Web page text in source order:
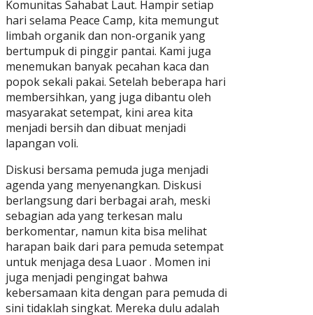
Komunitas Sahabat Laut. Hampir setiap
hari selama Peace Camp, kita memungut
limbah organik dan non-organik yang
bertumpuk di pinggir pantai. Kami juga
menemukan banyak pecahan kaca dan
popok sekali pakai. Setelah beberapa hari
membersihkan, yang juga dibantu oleh
masyarakat setempat, kini area kita
menjadi bersih dan dibuat menjadi
lapangan voli.
Diskusi bersama pemuda juga menjadi
agenda yang menyenangkan. Diskusi
berlangsung dari berbagai arah, meski
sebagian ada yang terkesan malu
berkomentar, namun kita bisa melihat
harapan baik dari para pemuda setempat
untuk menjaga desa Luaor . Momen ini
juga menjadi pengingat bahwa
kebersamaan kita dengan para pemuda di
sini tidaklah singkat. Mereka dulu adalah